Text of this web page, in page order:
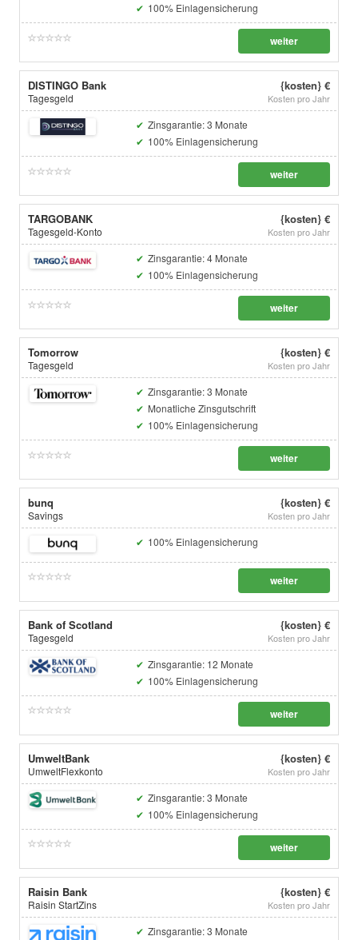
100% Einlagensicherung
weiter
DISTINGO Bank
Tagesgeld
{kosten} €
Kosten pro Jahr
Zinsgarantie: 3 Monate
100% Einlagensicherung
weiter
TARGOBANK
Tagesgeld-Konto
{kosten} €
Kosten pro Jahr
Zinsgarantie: 4 Monate
100% Einlagensicherung
weiter
Tomorrow
Tagesgeld
{kosten} €
Kosten pro Jahr
Zinsgarantie: 3 Monate
Monatliche Zinsgutschrift
100% Einlagensicherung
weiter
bunq
Savings
{kosten} €
Kosten pro Jahr
100% Einlagensicherung
weiter
Bank of Scotland
Tagesgeld
{kosten} €
Kosten pro Jahr
Zinsgarantie: 12 Monate
100% Einlagensicherung
weiter
UmweltBank
UmweltFlexkonto
{kosten} €
Kosten pro Jahr
Zinsgarantie: 3 Monate
100% Einlagensicherung
weiter
Raisin Bank
Raisin StartZins
{kosten} €
Kosten pro Jahr
Zinsgarantie: 3 Monate